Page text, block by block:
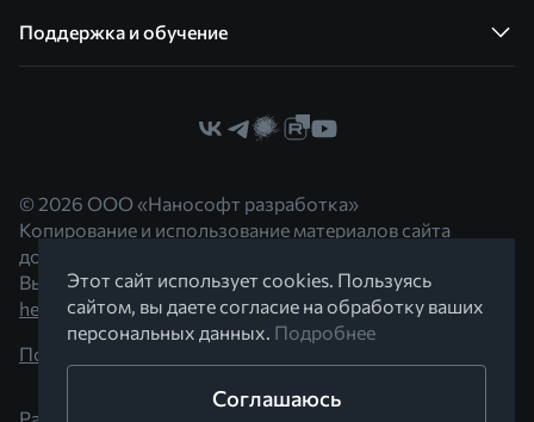
Поддержка и обучение
© 2026 ООО «Нанософт разработка»
Копирование и использование материалов сайта
допускается с согласия правообладателя.
Вы можете обратиться к нам по адресу
hello@nanocad.ru
Политика конфиденциальности
Этот сайт использует cookies. Пользуясь
сайтом, вы даете согласие на обработку ваших
персональных данных. Подробнее
Соглашаюсь